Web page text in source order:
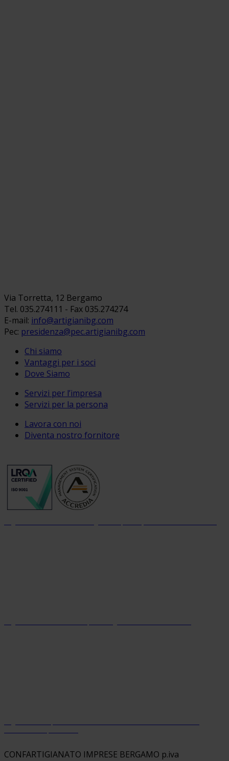
Via Torretta, 12 Bergamo
Tel. 035.274111 - Fax 035.274274
E-mail: info@artigianibg.com
Pec: presidenza@pec.artigianibg.com
Chi siamo
Vantaggi per i soci
Dove Siamo
Servizi per l’impresa
Servizi per la persona
Lavora con noi
Diventa nostro fornitore
CONFARTIGIANATO IMPRESE BERGAMO p.iva